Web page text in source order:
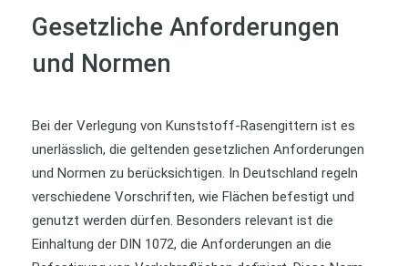
Gesetzliche Anforderungen
und Normen
Bei der Verlegung von Kunststoff-Rasengittern ist es
unerlässlich, die geltenden gesetzlichen Anforderungen
und Normen zu berücksichtigen. In Deutschland regeln
verschiedene Vorschriften, wie Flächen befestigt und
genutzt werden dürfen. Besonders relevant ist die
Einhaltung der DIN 1072, die Anforderungen an die